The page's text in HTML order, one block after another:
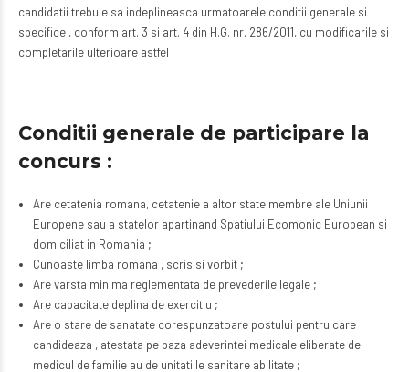
candidatii trebuie sa indeplineasca urmatoarele conditii generale si
specifice , conform art. 3 si art. 4 din H.G. nr. 286/2011, cu modificarile si
completarile ulterioare astfel :
Conditii generale de participare la
concurs :
Are cetatenia romana, cetatenie a altor state membre ale Uniunii
Europene sau a statelor apartinand Spatiului Ecomonic European si
domiciliat in Romania ;
Cunoaste limba romana , scris si vorbit ;
Are varsta minima reglementata de prevederile legale ;
Are capacitate deplina de exercitiu ;
Are o stare de sanatate corespunzatoare postului pentru care
candideaza , atestata pe baza adeverintei medicale eliberate de
medicul de familie au de unitatiile sanitare abilitate ;